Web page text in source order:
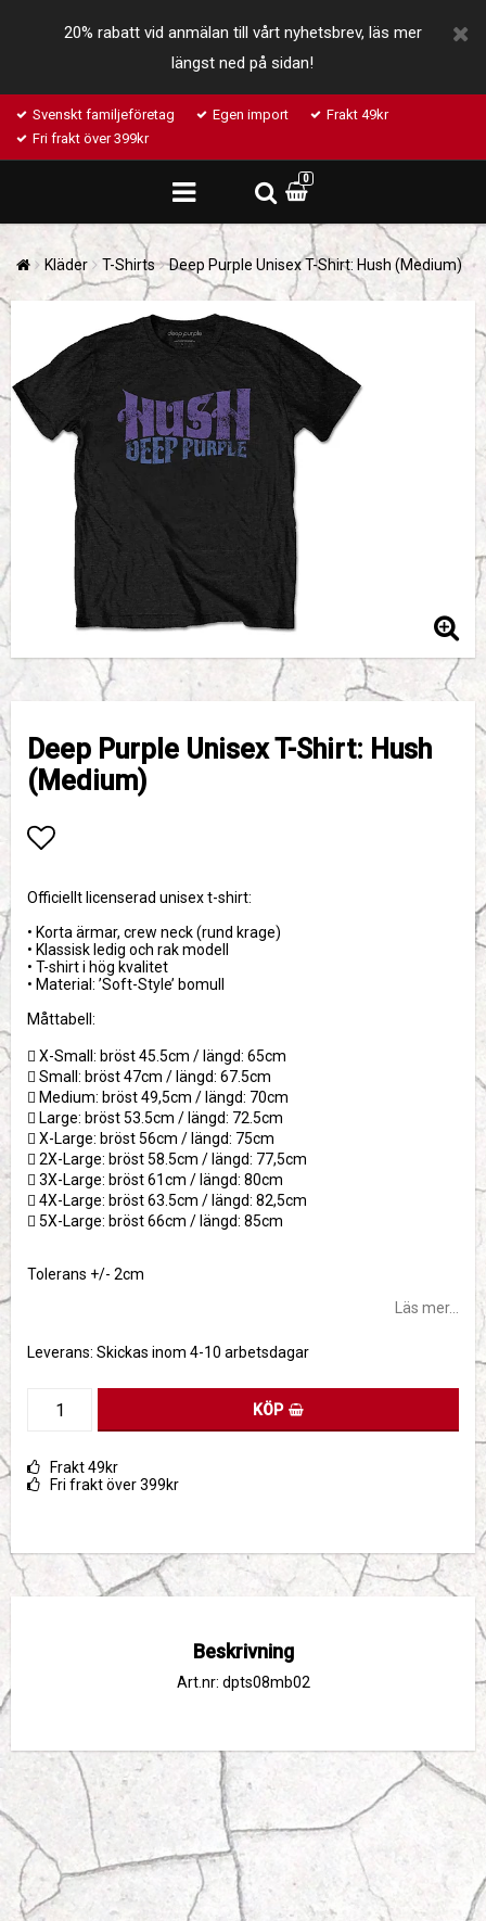
20% rabatt vid anmälan till vårt nyhetsbrev, läs mer
längst ned på sidan!
Svenskt familjeföretag Egen import
Frakt 49kr
Fri frakt över 399kr
0
Kläder T-Shirts Deep Purple Unisex T-Shirt: Hush (Medium)
Deep Purple Unisex T-Shirt: Hush
(Medium)
Officiellt licenserad unisex t-shirt:
• Korta ärmar, crew neck (rund krage)
• Klassisk ledig och rak modell
• T-shirt i hög kvalitet
• Material: ’Soft-Style’ bomull
Måttabell:
 X-Small: bröst 45.5cm / längd: 65cm
 Small: bröst 47cm / längd: 67.5cm
 Medium: bröst 49,5cm / längd: 70cm
 Large: bröst 53.5cm / längd: 72.5cm
 X-Large: bröst 56cm / längd: 75cm
 2X-Large: bröst 58.5cm / längd: 77,5cm
 3X-Large: bröst 61cm / längd: 80cm
 4X-Large: bröst 63.5cm / längd: 82,5cm
 5X-Large: bröst 66cm / längd: 85cm
Tolerans +/- 2cm
Läs mer...
Leverans: Skickas inom 4-10 arbetsdagar
KÖP
Frakt 49kr
Fri frakt över 399kr
Beskrivning
Art.nr: dpts08mb02